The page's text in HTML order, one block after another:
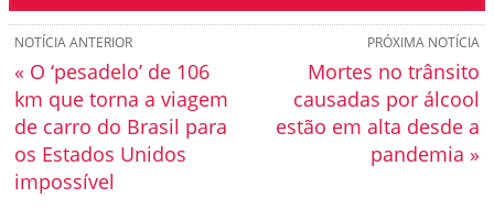
PRÓXIMA NOTÍCIA
Mortes no trânsito
causadas por álcool
estão em alta desde a
pandemia »
NOTÍCIA ANTERIOR
« O ‘pesadelo’ de 106
km que torna a viagem
de carro do Brasil para
os Estados Unidos
impossível